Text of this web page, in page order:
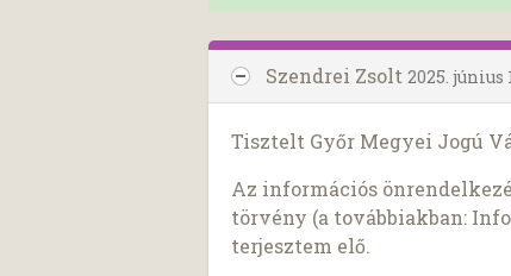
Szendrei Zsolt 2025. június
Tisztelt Győr Megyei Jogú
Az információs
törvény (a továbbiakban:
terjesztem elő.